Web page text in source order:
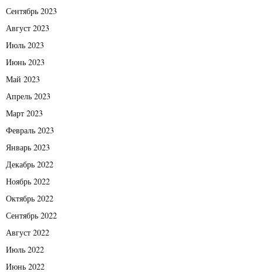
Сентябрь 2023
Август 2023
Июль 2023
Июнь 2023
Май 2023
Апрель 2023
Март 2023
Февраль 2023
Январь 2023
Декабрь 2022
Ноябрь 2022
Октябрь 2022
Сентябрь 2022
Август 2022
Июль 2022
Июнь 2022